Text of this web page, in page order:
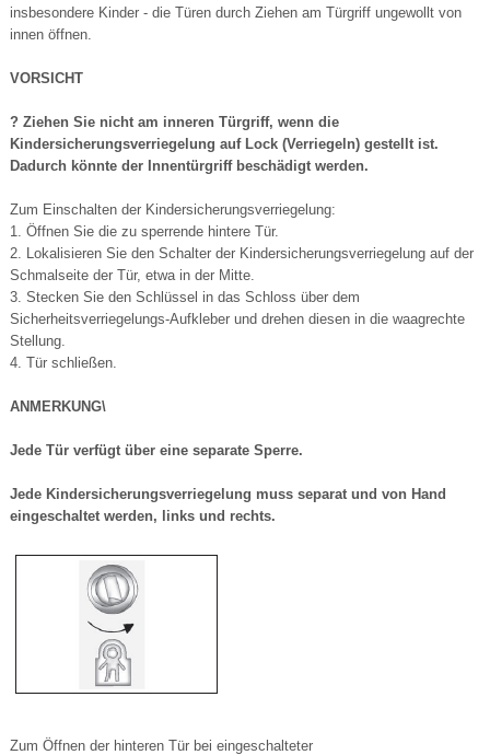
insbesondere Kinder - die Türen durch Ziehen am Türgriff ungewollt von
innen öffnen.
VORSICHT
? Ziehen Sie nicht am inneren Türgriff, wenn die
Kindersicherungsverriegelung auf Lock (Verriegeln) gestellt ist.
Dadurch könnte der Innentürgriff beschädigt werden.
Zum Einschalten der Kindersicherungsverriegelung:
1. Öffnen Sie die zu sperrende hintere Tür.
2. Lokalisieren Sie den Schalter der Kindersicherungsverriegelung auf der
Schmalseite der Tür, etwa in der Mitte.
3. Stecken Sie den Schlüssel in das Schloss über dem
Sicherheitsverriegelungs-Aufkleber und drehen diesen in die waagrechte
Stellung.
4. Tür schließen.
ANMERKUNG\
Jede Tür verfügt über eine separate Sperre.
Jede Kindersicherungsverriegelung muss separat und von Hand
eingeschaltet werden, links und rechts.
Zum Öffnen der hinteren Tür bei eingeschalteter